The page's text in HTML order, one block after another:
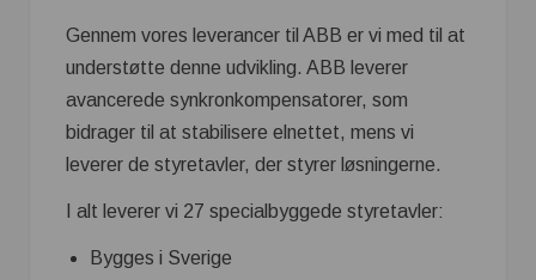
Gennem vores leverancer til ABB er vi med til at
understøtte denne udvikling. ABB leverer
avancerede synkronkompensatorer, som
bidrager til at stabilisere elnettet, mens vi
leverer de styretavler, der styrer løsningerne.
I alt leverer vi 27 specialbyggede styretavler:
Bygges i Sverige